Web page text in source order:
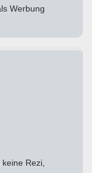
Werbung
Rezi,